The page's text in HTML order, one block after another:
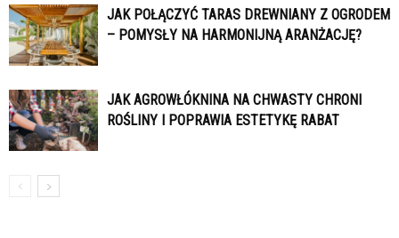
JAK POŁĄCZYĆ TARAS DREWNIANY Z OGRODEM
– POMYSŁY NA HARMONIJNĄ ARANŻACJĘ?
JAK AGROWŁÓKNINA NA CHWASTY CHRONI
ROŚLINY I POPRAWIA ESTETYKĘ RABAT